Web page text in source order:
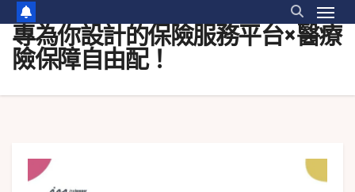
專為你設計的保險服務平台×醫療
險保障自由配！